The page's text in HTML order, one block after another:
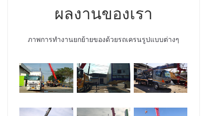
ผลงานของเรา
ภาพการทำงานยกย้ายของด้วยรถเครนรูปแบบต่างๆ